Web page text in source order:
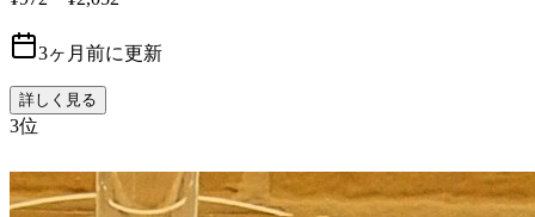
3ヶ月前に更新
詳しく見る
3位